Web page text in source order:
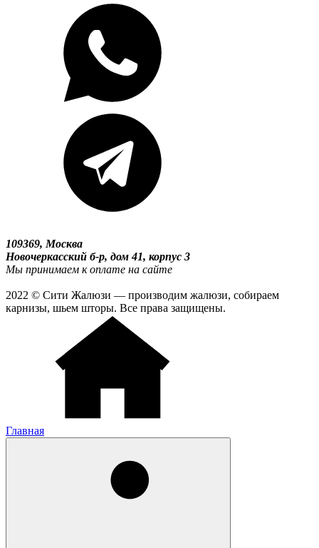
109369, Москва
Новочеркасский б-р, дом 41, корпус 3
Мы принимаем к оплате на сайте
2022 © Сити Жалюзи — производим жалюзи, собираем
карнизы, шьем шторы. Все права защищены.
Главная